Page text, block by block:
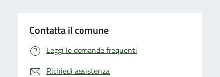
Contatta il comune
Leggi le domande frequenti
Richiedi assistenza